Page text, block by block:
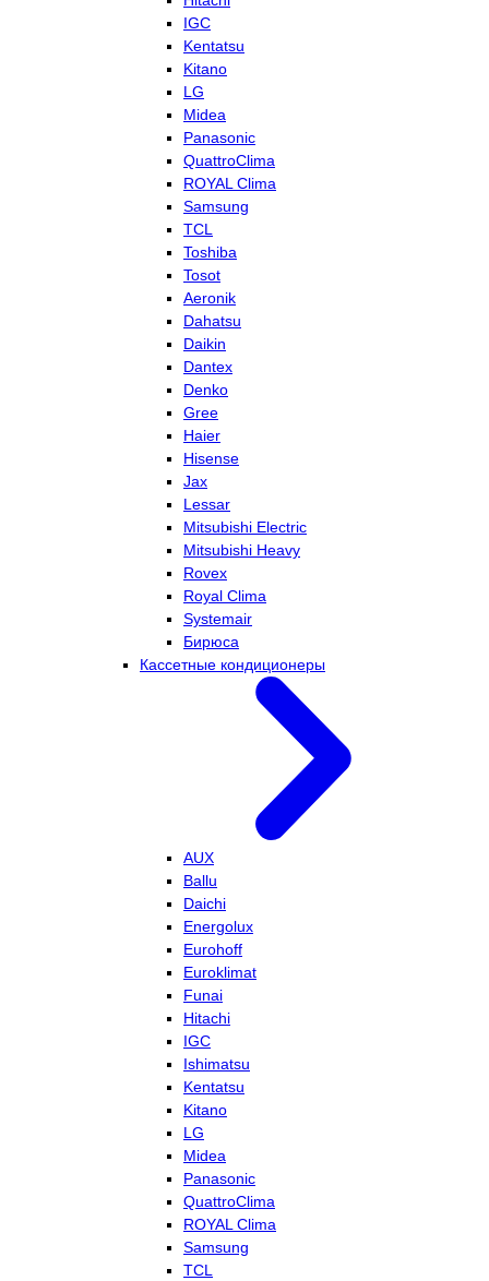
IGC
Kentatsu
Kitano
LG
Midea
Panasonic
QuattroClima
ROYAL Clima
Samsung
TCL
Toshiba
Tosot
Aeronik
Dahatsu
Daikin
Dantex
Denko
Gree
Haier
Hisense
Jax
Lessar
Mitsubishi Electric
Mitsubishi Heavy
Rovex
Royal Clima
Systemair
Бирюса
Кассетные кондиционеры
AUX
Ballu
Daichi
Energolux
Eurohoff
Euroklimat
Funai
Hitachi
IGC
Ishimatsu
Kentatsu
Kitano
LG
Midea
Panasonic
QuattroClima
ROYAL Clima
Samsung
TCL